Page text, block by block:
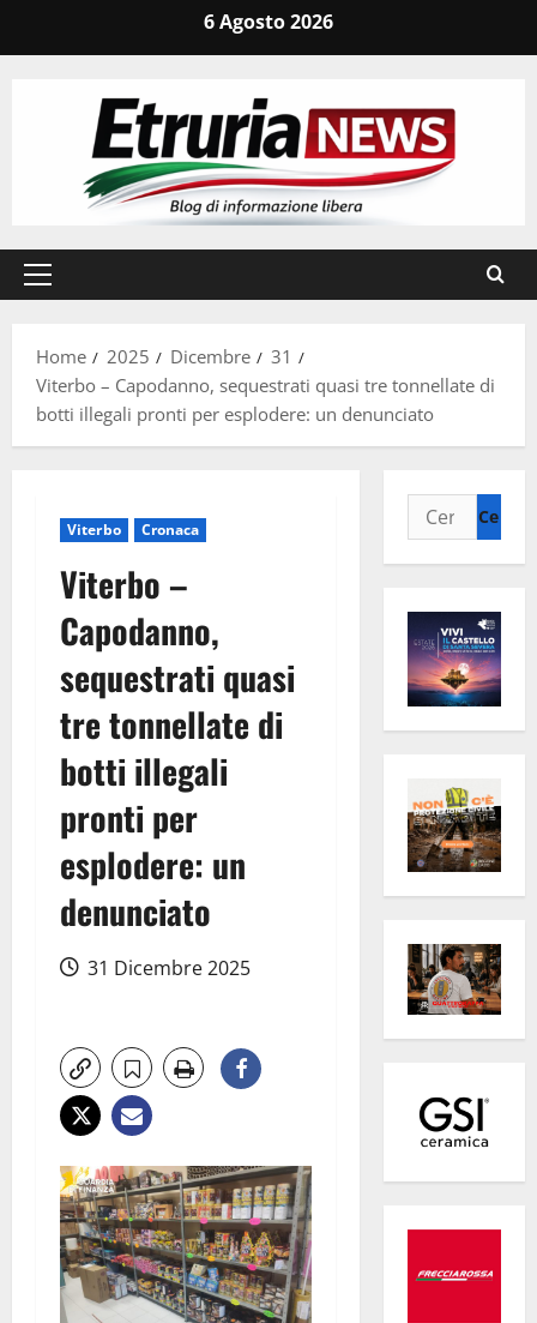
6 Agosto 2026
Menu
Home
2025 Dicembre
31
Viterbo – Capodanno, sequestrati quasi tre tonnellate di
botti illegali pronti per esplodere: un denunciato
Viterbo Cronaca
Viterbo –
Capodanno,
sequestrati quasi
tre tonnellate di
botti illegali
pronti per
esplodere: un
denunciato
31 Dicembre 2025
Ricerca
per: